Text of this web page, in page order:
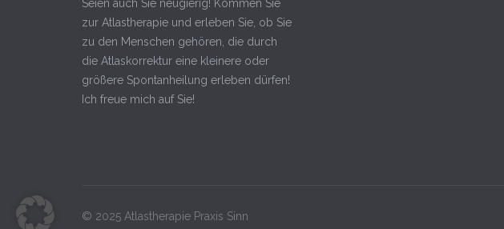
Seien auch Sie neugierig! Kommen Sie
zur Atlastherapie und erleben Sie, ob Sie
zu den Menschen gehören, die durch
die Atlaskorrektur eine kleinere oder
größere Spontanheilung erleben dürfen!
Ich freue mich auf Sie!
© 2025 Atlastherapie Praxis Sinn